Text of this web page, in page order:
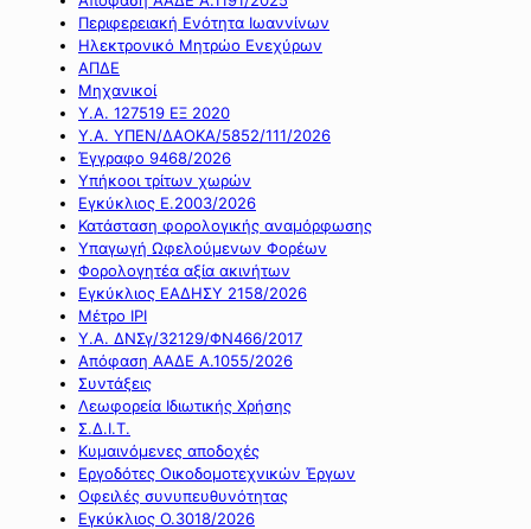
Περιφερειακή Ενότητα Ιωαννίνων
Ηλεκτρονικό Μητρώο Ενεχύρων
ΑΠΔΕ
Μηχανικοί
Υ.Α. 127519 ΕΞ 2020
Υ.Α. ΥΠΕΝ/ΔΑΟΚΑ/5852/111/2026
Έγγραφο 9468/2026
Υπήκοοι τρίτων χωρών
Εγκύκλιος Ε.2003/2026
Κατάσταση φορολογικής αναμόρφωσης
Υπαγωγή Ωφελούμενων Φορέων
Φορολογητέα αξία ακινήτων
Εγκύκλιος ΕΑΔΗΣΥ 2158/2026
Μέτρο IPI
Υ.Α. ΔΝΣγ/32129/ΦΝ466/2017
Απόφαση ΑΑΔΕ Α.1055/2026
Συντάξεις
Λεωφορεία Ιδιωτικής Χρήσης
Σ.Δ.Ι.Τ.
Κυμαινόμενες αποδοχές
Εργοδότες Οικοδομοτεχνικών Έργων
Οφειλές συνυπευθυνότητας
Εγκύκλιος Ο.3018/2026